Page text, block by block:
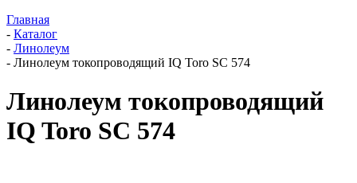
Главная
- Каталог
- Линолеум
- Линолеум токопроводящий IQ Toro SC 574
Линолеум токопроводящий
IQ Toro SC 574